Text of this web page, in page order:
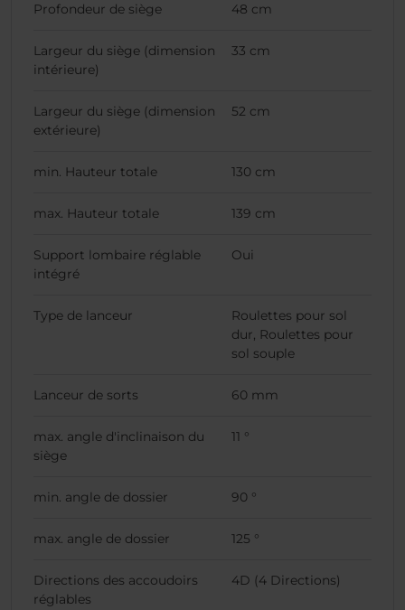
Profondeur de siège 48 cm
Largeur du siège (dimension
intérieure)
33 cm
Largeur du siège (dimension
extérieure)
52 cm
min. Hauteur totale 130 cm
max. Hauteur totale 139 cm
Support lombaire réglable
intégré
Oui
Type de lanceur
Roulettes pour sol
dur, Roulettes pour
sol souple
Lanceur de sorts 60 mm
max. angle d'inclinaison du
siège
11 °
min. angle de dossier 90 °
max. angle de dossier 125 °
Directions des accoudoirs
réglables
4D (4 Directions)